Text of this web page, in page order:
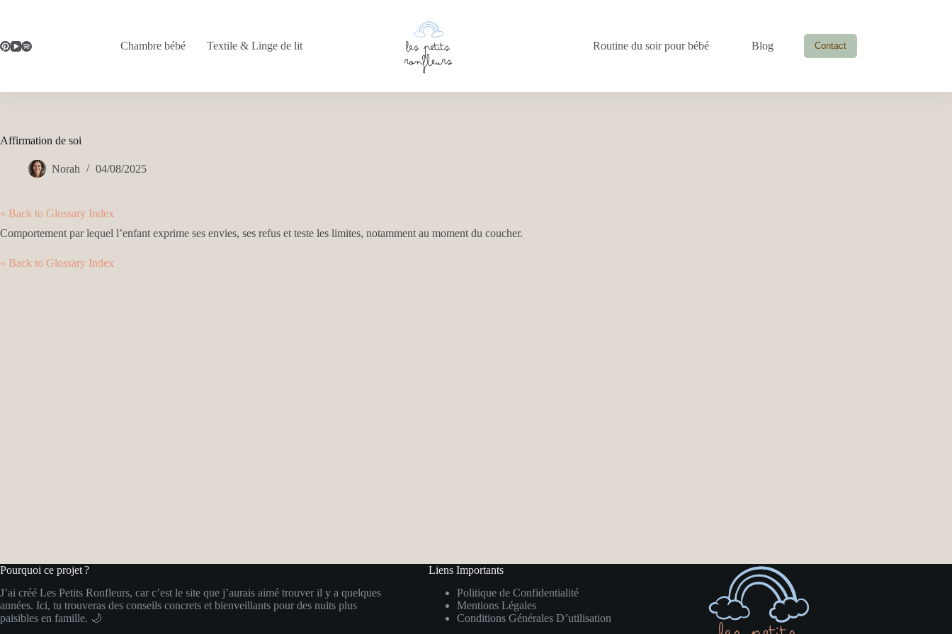
Chambre bébé
Textile & Linge de lit Routine du soir pour bébé Blog Contact
Affirmation de soi
Norah 04/08/2025
« Back to Glossary Index
Comportement par lequel l’enfant exprime ses envies, ses refus et teste les limites, notamment au moment du coucher.
« Back to Glossary Index
Pourquoi ce projet ?
J’ai créé Les Petits Ronfleurs, car c’est le site que j’aurais aimé trouver il y a quelques
années. Ici, tu trouveras des conseils concrets et bienveillants pour des nuits plus
paisibles en famille. 🌙
Liens Importants
Politique de Confidentialité
Mentions Légales
Conditions Générales D’utilisation